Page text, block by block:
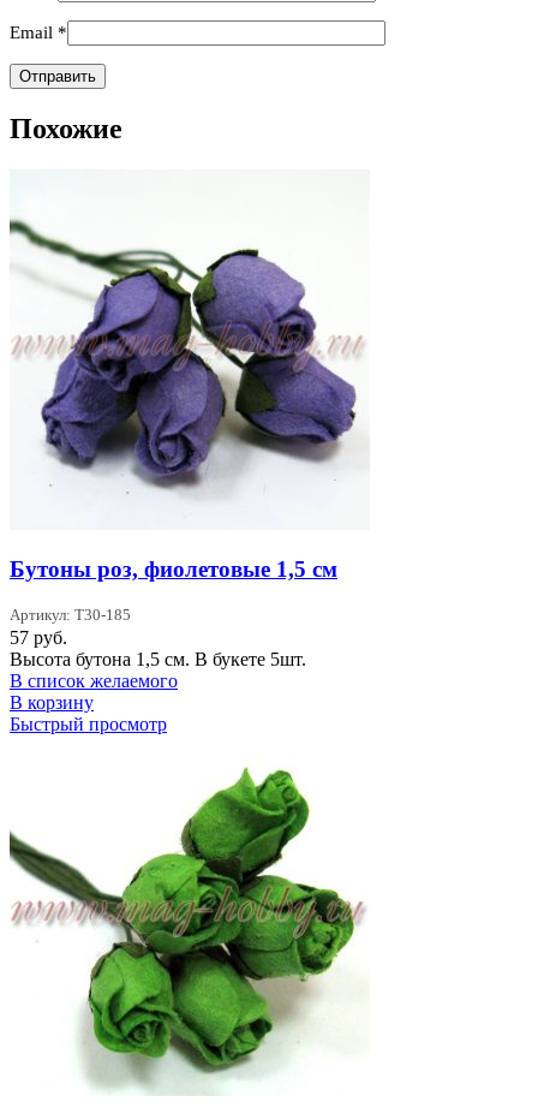
Email *
Похожие
Бутоны роз, фиолетовые 1,5 см
Артикул: T30-185
57 руб.
Высота бутона 1,5 см. В букете 5шт.
В список желаемого
В корзину
Быстрый просмотр